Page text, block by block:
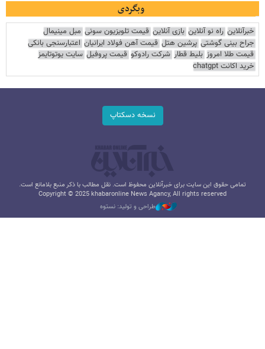
وبگردی
خبرآنلاین راه نو آنلاین بازی آنلاین قیمت تلویزیون سونی مبل مینیمال
جراح بینی گوشتی پرشین هتل قیمت آهن فولاد ایرانیان اعتبارسنجی بانکی
قیمت طلا امروز بلیط قطار شرکت رادوکو قیمت پروفیل سایت یوتوتایمز
خرید اکانت chatgpt
نسخه دسکتاپ
تمامی حقوق این سایت برای خبرآنلاین محفوظ است. نقل مطالب با ذکر منبع بلامانع است.
Copyright © 2025 khabaronline News Agancy, All rights reserved
طراحی و تولید: نستوه